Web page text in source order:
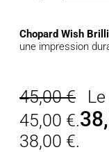
Chopard Wish
une impression
45,00€
45,00 €.
38,00 €.